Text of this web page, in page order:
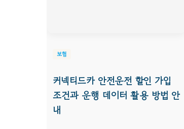
보험
커넥티드카 안전운전 할인 가입
조건과 운행 데이터 활용 방법 안
내